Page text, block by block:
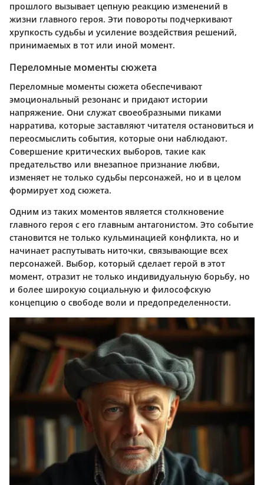
прошлого вызывает цепную реакцию изменений в
жизни главного героя. Эти повороты подчеркивают
хрупкость судьбы и усиление воздействия решений,
принимаемых в тот или иной момент.
Переломные моменты сюжета
Переломные моменты сюжета обеспечивают
эмоциональный резонанс и придают истории
напряжение. Они служат своеобразными пиками
нарратива, которые заставляют читателя остановиться и
переосмыслить события, которые они наблюдают.
Совершение критических выборов, такие как
предательство или внезапное признание любви,
изменяет не только судьбы персонажей, но и в целом
формирует ход сюжета.
Одним из таких моментов является столкновение
главного героя с его главным антагонистом. Это событие
становится не только кульминацией конфликта, но и
начинает распутывать ниточки, связывающие всех
персонажей. Выбор, который сделает герой в этот
момент, отразит не только индивидуальную борьбу, но
и более широкую социальную и философскую
концепцию о свободе воли и предопределенности.